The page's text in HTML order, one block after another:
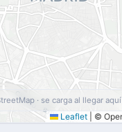
Leaflet ©
· se carga al llegar aquí